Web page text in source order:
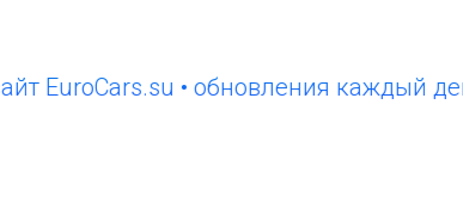
• обновления каждый день